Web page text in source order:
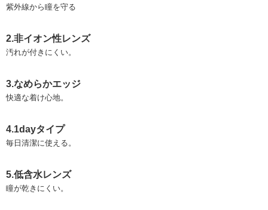
紫外線から瞳を守る
2.非イオン性レンズ
汚れが付きにくい。
3.なめらかエッジ
快適な着け心地。
4.1dayタイプ
毎日清潔に使える。
5.低含水レンズ
瞳が乾きにくい。